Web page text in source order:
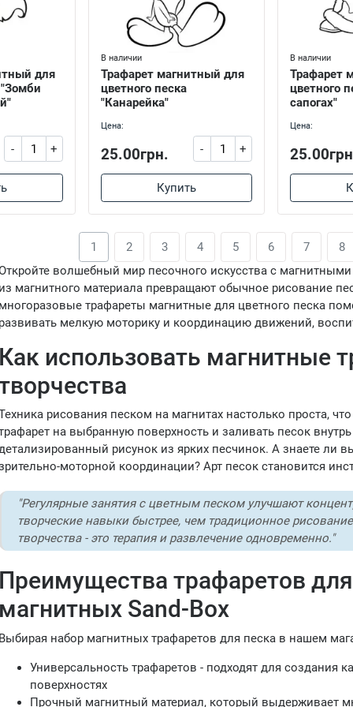
для
"Зомби
- +
В наличии
Трафарет магнитный для
цветного песка
"Канарейка"
Цена:
25.00грн. - +
Купить
В наличии
Трафарет
цветного
сапогах"
Цена:
1 2 3 4 5 6 7
8
волшебный мир песочного искусства с
магнитного материала превращают обычное рисование
трафареты магнитные для цветного песка
мелкую моторику и координацию движений,
использовать магнитные
рисования песком на магнитах настолько проста,
на выбранную поверхность и заливать песок
рисунок из ярких песчинок. А знаете ли
моторной координации? Арт песок становится
"Регулярные занятия с цветным песком улучшают
творческие навыки быстрее, чем традиционное
творчества - это терапия и развлечение одновременно."
трафаретов
Sand-Box
набор магнитных трафаретов для песка в нашем
Универсальность трафаретов - подходят для создания
поверхностях
Прочный магнитный материал, который выдерживает